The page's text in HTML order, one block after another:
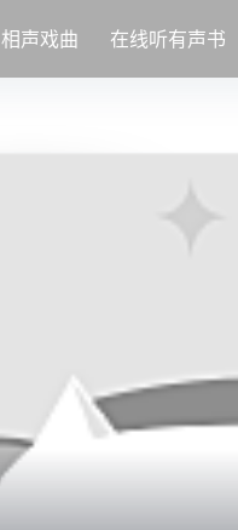
相声戏曲 在线听有声书